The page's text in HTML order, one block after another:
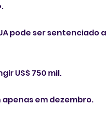
pode ser sentenciado a
US$ 750 mil.
em dezembro.